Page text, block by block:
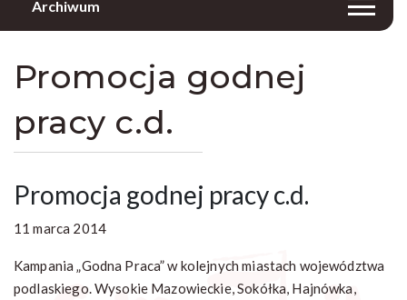
Archiwum
Promocja godnej
pracy c.d.
Promocja godnej pracy c.d.
11 marca 2014
Kampania „Godna Praca” w kolejnych miastach województwa
podlaskiego. Wysokie Mazowieckie, Sokółka, Hajnówka,